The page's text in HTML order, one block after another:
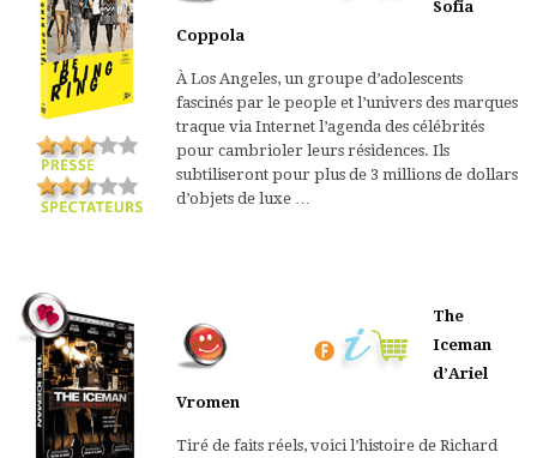
Sofia
Coppola
À Los Angeles, un groupe d’adolescents
fascinés par le people et l’univers des marques
traque via Internet l’agenda des célébrités
pour cambrioler leurs résidences. Ils
subtiliseront pour plus de 3 millions de dollars
d’objets de luxe …
The
Iceman
d’Ariel
Vromen
Tiré de faits réels, voici l’histoire de Richard